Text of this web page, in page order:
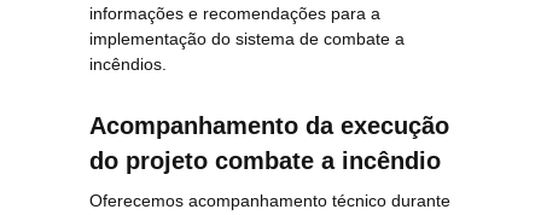
informações e recomendações para a
implementação do sistema de combate a
incêndios.
Acompanhamento da execução
do projeto combate a incêndio
Oferecemos acompanhamento técnico durante